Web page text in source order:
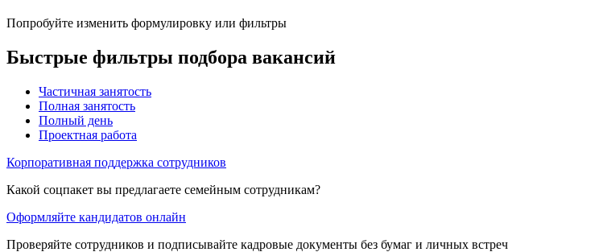
Попробуйте изменить формулировку или фильтры
Быстрые фильтры подбора вакансий
Частичная занятость
Полная занятость
Полный день
Проектная работа
Корпоративная поддержка сотрудников
Какой соцпакет вы предлагаете семейным сотрудникам?
Оформляйте кандидатов онлайн
Проверяйте сотрудников и подписывайте кадровые документы без бумаг и личных встреч